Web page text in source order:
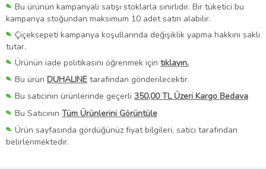
Bu ürünün kampanyalı satışı stoklarla sınırlıdır. Bir tüketici bu
kampanya stoğundan maksimum 10 adet satın alabilir.
Çiçeksepeti kampanya koşullarında değişiklik yapma hakkını saklı
tutar.
Ürünün iade politikasını öğrenmek için tıklayın.
Bu ürün DUHALINE tarafından gönderilecektir.
Bu satıcının ürünlerinde geçerli 350,00 TL Üzeri Kargo Bedava
Bu Satıcının Tüm Ürünlerini Görüntüle
Ürün sayfasında gördüğünüz fiyat bilgileri, satıcı tarafından
belirlenmektedir.